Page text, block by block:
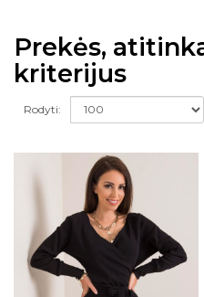
Prekės,
kriterijus
Rodyti: